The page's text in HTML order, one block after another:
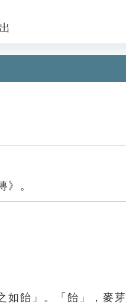
》。
如飴」。「飴」，麥